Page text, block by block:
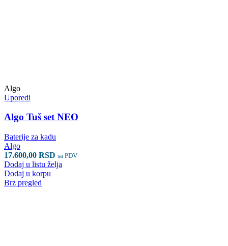
Algo
Uporedi
Algo Tuš set NEO
Baterije za kadu
Algo
17.600,00 RSD sa PDV
Dodaj u listu želja
Dodaj u korpu
Brz pregled